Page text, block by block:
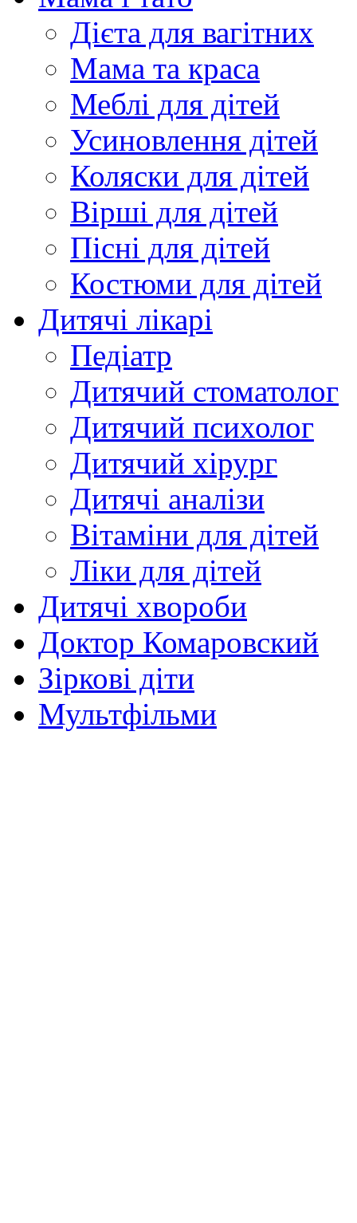
Дієта для вагітних
Мама та краса
Меблі для дітей
Усиновлення дітей
Коляски для дітей
Вірші для дітей
Пісні для дітей
Костюми для дітей
Дитячі лікарі
Педіатр
Дитячий стоматолог
Дитячий психолог
Дитячий хірург
Дитячі аналізи
Вітаміни для дітей
Ліки для дітей
Дитячі хвороби
Доктор Комаровский
Зіркові діти
Мультфільми